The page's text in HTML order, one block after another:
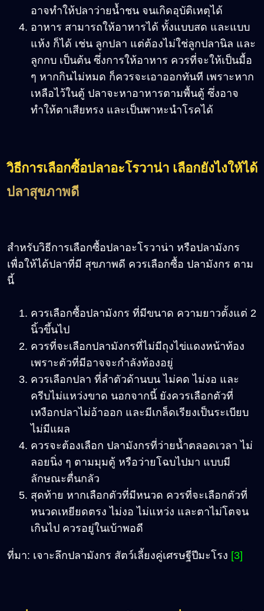
อาจทำให้ปลาว่ายน้ำชน จนเกิดอุบัติเหตุได้
อาหาร สามารถให้อาหารได้ ทั้งแบบสด และแบบ
แห้ง ก็ได้ เช่น ลูกปลา แต่ต้องไม่ใช่ลูกปลานิล และ
ลูกกบ เป็นต้น ซึ่งการให้อาหาร ควรที่จะให้เป็นมื้อ
ๆ หากกินไม่หมด ก็ควรจะเอาออกทันที เพราะหาก
เหลือไว้ในตู้ ปลาจะหาอาหารตามพื้นตู้ ซึ่งอาจ
ทำให้ตาเสียทรง และเป็นพาหะนำโรคได้
วิธีการเลือกซื้อปลาอะโรวาน่า เลือกยังไงให้ได้
ปลาสุขภาพดี
สำหรับวิธีการเลือกซื้อปลาอะโรวาน่า หรือปลามังกร
เพื่อให้ได้ปลาที่มี สุขภาพดี ควรเลือกซื้อ ปลามังกร ตาม
นี้
ควรเลือกซื้อปลามังกร ที่มีขนาด ความยาวตั้งแต่ 2
นิ้วขึ้นไป
ควรที่จะเลือกปลามังกรที่ไม่มีถุงไข่แดงหน้าท้อง
เพราะตัวที่มีอาจจะกำลังท้องอยู่
ควรเลือกปลา ที่ลำตัวด้านบน ไม่คด ไม่งอ และ
ครีบไม่แหว่งขาด นอกจากนี้ ยังควรเลือกตัวที่
เหงือกปลาไม่อ้าออก และมีเกล็ดเรียงเป็นระเบียบ
ไม่มีแผล
ควรจะต้องเลือก ปลามังกรที่ว่ายน้ำตลอดเวลา ไม่
ลอยนิ่ง ๆ ตามมุมตู้ หรือว่ายโฉบไปมา แบบมี
ลักษณะตื่นกลัว
สุดท้าย หากเลือกตัวที่มีหนวด ควรที่จะเลือกตัวที่
หนวดเหยียดตรง ไม่งอ ไม่แหว่ง และตาไม่โตจน
เกินไป ควรอยู่ในเบ้าพอดี
ที่มา: เจาะลึกปลามังกร สัตว์เลี้ยงคู่เศรษฐีปีมะโรง [3]